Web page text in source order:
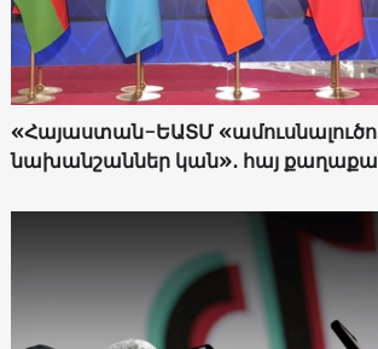
«Հայաստան-ԵԱՏՄ
նախանշաններ կան»․ հայ